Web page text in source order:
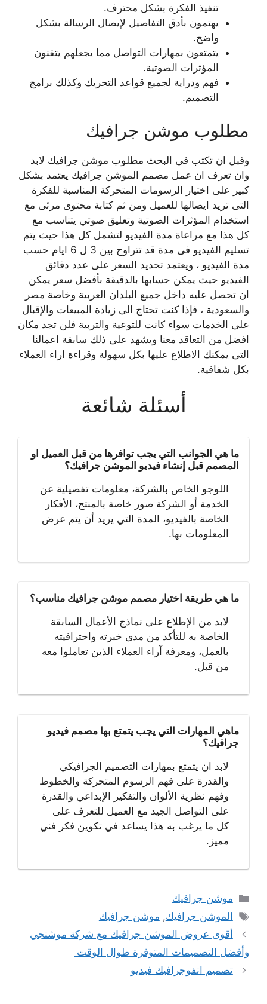
تنفيذ الفكرة بشكل محترف.
يهتمون بأدق التفاصيل لإيصال الرسالة بشكل
واضح.
يتمتعون بمهارات التواصل مما يجعلهم يتقنون
المؤثرات الصوتية.
فهم ودراية لجميع قواعد التحريك وكذلك برامج
التصميم.
مطلوب موشن جرافيك
وقبل ان تكتب في البحث مطلوب موشن جرافيك لابد
وان تعرف ان عمل مصمم الموشن جرافيك يعتمد بشكل
كبير على اختيار الرسومات المتحركة المناسبة للفكرة
التى تريد ايصالها للعميل ومن ثم كتابة محتوى مرئى مع
استخدام المؤثرات الصوتية وتعليق صوتي يتناسب مع
كل هذا مع مراعاة مدة الفيديو لتشمل كل هذا حيث يتم
تسليم الفيديو فى مدة قد تتراوح بين 3 ل 6 ايام حسب
مدة الفيديو ، ويعتمد تحديد السعر على عدد دقائق
الفيديو حيث يمكن حسابها بالدقيقة بأفضل سعر يمكن
ان تحصل عليه داخل جميع البلدان العربية وخاصة مصر
والسعودية ، فإذا كنت تحتاج الى زيادة المبيعات والإقبال
على الخدمات سواء كانت للتوعية والتربية فلن تجد مكان
افضل من التعاقد معنا ويشهد على ذلك سابقة اعمالنا
التى يمكنك الاطلاع عليها بكل سهولة وقراءة اراء العملاء
بكل شفافية.
أسئلة شائعة
ما هي الجوانب التي يجب توافرها من قبل العميل او
المصمم قبل إنشاء فيديو الموشن جرافيك؟
اللوجو الخاص بالشركة، معلومات تفصيلية عن
الخدمة أو الشركة صور خاصة بالمنتج، الأفكار
الخاصة بالفيديو، المدة التي يريد أن يتم عرض
المعلومات بها.
ما هي طريقة اختيار مصمم موشن جرافيك مناسب؟
لابد من الإطلاع على نماذج الأعمال السابقة
الخاصة به للتأكد من مدى خبرته واحترافيته
بالعمل، ومعرفة آراء العملاء الذين تعاملوا معه
من قبل.
ماهي المهارات التي يجب يتمتع بها مصمم فيديو
جرافيك؟
لابد ان يتمتع بمهارات التصميم الجرافيكي
والقدرة على فهم الرسوم المتحركة والخطوط
وفهم نظرية الألوان والتفكير الإبداعي والقدرة
على التواصل الجيد مع العميل للتعرف على
كل ما يرغب به هذا يساعد في تكوين فكر فني
مميز.
التصنيفات
موشن جرافيك
الوسوم
الموشن جرافيك, موشن جرافيك
أقوى عروض الموشن جرافيك مع شركة موشنجي
وأفضل التصميمات المتوفرة طوال الوقت
تصميم انفوجرافيك فيديو